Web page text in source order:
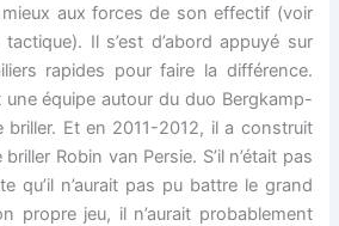
aux forces de son effectif (voir
Il s’est d’abord appuyé sur
rapides pour faire la différence.
équipe autour du duo Bergkamp-
briller. Et en 2011-2012, il a construit
Robin van Persie. S’il n’était pas
qu’il n’aurait pas pu battre le grand
propre jeu, il n’aurait probablement